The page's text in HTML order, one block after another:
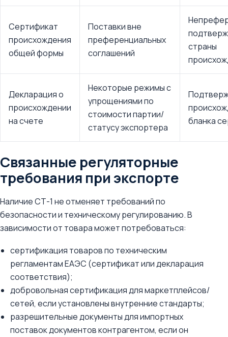
Сертификат
происхождения
общей формы
Поставки вне
преференциальных
соглашений
страны
Декларация о
происхождении
на счете
Некоторые режимы с
упрощениями по
стоимости партии/
статусу экспортера
бланка
Связанные регуляторные
требования при экспорте
Наличие СТ-1 не отменяет требований по
безопасности и техническому регулированию. В
зависимости от товара может потребоваться:
сертификация товаров по техническим
регламентам ЕАЭС (сертификат или декларация
соответствия);
добровольная сертификация для маркетплейсов/
сетей, если установлены внутренние стандарты;
разрешительные документы для импортных
поставок документов контрагентом, если он